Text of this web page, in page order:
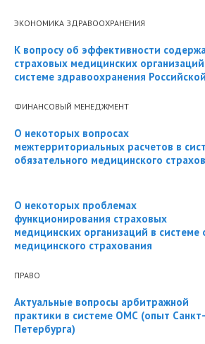
ЭКОНОМИКА ЗДРАВООХРАНЕНИЯ
К вопросу об эффективности
страховых медицинских
системе здравоохранения
ФИНАНСОВЫЙ МЕНЕДЖМЕНТ
О некоторых вопросах
межтерриториальных расчетов в
обязательного медицинского
О некоторых проблемах
функционирования страховых
медицинских организаций в системе
медицинского страхования
ПРАВО
Актуальные вопросы арбитражной
практики в системе ОМС (опыт Санкт­
Петербурга)